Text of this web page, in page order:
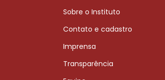
Sobre o Instituto
Contato e cadastro
Imprensa
Transparência